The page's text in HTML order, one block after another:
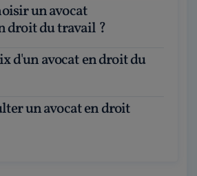
droit du travail ?